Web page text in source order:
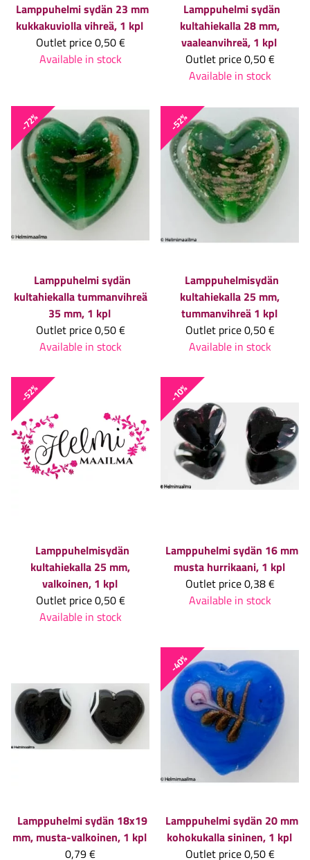
Lamppuhelmi sydän 23 mm
kukkakuviolla vihreä, 1 kpl
Outlet price0,50 €
Available in stock
Lamppuhelmi sydän
kultahiekalla 28 mm,
vaaleanvihreä, 1 kpl
Outlet price0,50 €
Available in stock
-72%
Lamppuhelmi sydän
kultahiekalla tummanvihreä
35 mm, 1 kpl
Outlet price0,50 €
Available in stock
-52%
Lamppuhelmisydän
kultahiekalla 25 mm,
tummanvihreä 1 kpl
Outlet price0,50 €
Available in stock
-52%
Lamppuhelmisydän
kultahiekalla 25 mm,
valkoinen, 1 kpl
Outlet price0,50 €
Available in stock
-10%
Lamppuhelmi sydän 16 mm
musta hurrikaani, 1 kpl
Outlet price0,38 €
Available in stock
Lamppuhelmi sydän 18x19
mm, musta-valkoinen, 1 kpl
0,79 €
-40%
Lamppuhelmi sydän 20 mm
kohokukalla sininen, 1 kpl
Outlet price0,50 €